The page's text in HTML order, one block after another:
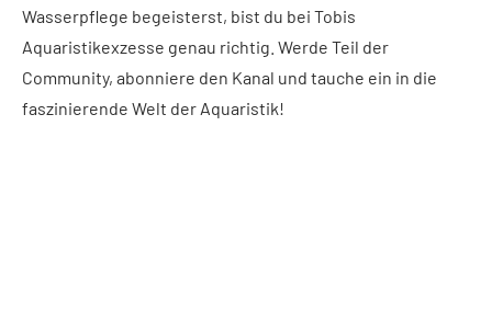
Wasserpflege begeisterst, bist du bei Tobis
Aquaristikexzesse genau richtig. Werde Teil der
Community, abonniere den Kanal und tauche ein in die
faszinierende Welt der Aquaristik!